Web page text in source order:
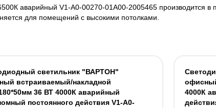
аварийный V1-A0-00270-01A00-2005465 производится в
для помещений с высокими потолками.
светильник "ВАРТОН"
встраиваемый/накладной
36 ВТ 4000К аварийный
постоянного действия V1-A0-
4000К